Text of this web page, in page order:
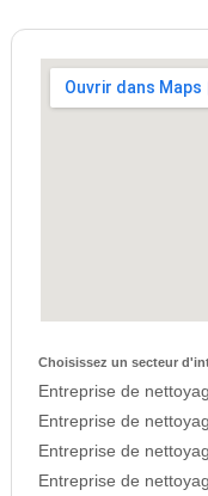
Choisissez un secteur
Entreprise de
Entreprise de
Entreprise de
Entreprise de